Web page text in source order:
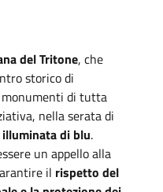
del Tritone, che
storico di
di tutta
nella serata di
di blu.
un appello alla
il rispetto del